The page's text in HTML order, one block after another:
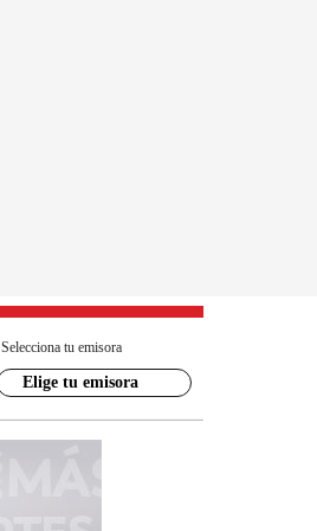
Selecciona tu emisora
Elige tu emisora